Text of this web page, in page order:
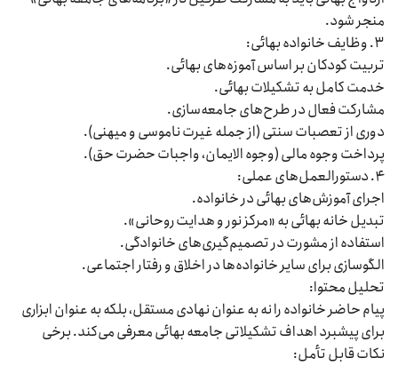
منجر شود.
۳. وظایف خانواده بهائی:
تربیت کودکان بر اساس آموزه‌های بهائی.
خدمت کامل به تشکیلات بهائی.
مشارکت فعال در طرح‌های جامعه‌سازی.
دوری از تعصبات سنتی (از جمله غیرت ناموسی و میهنی).
پرداخت وجوه مالی (وجوه الایمان، واجبات حضرت حق).
۴. دستورالعمل‌های عملی:
اجرای آموزش‌های بهائی در خانواده.
تبدیل خانه بهائی به «مرکز نور و هدایت روحانی».
استفاده از مشورت در تصمیم‌گیری‌های خانوادگی.
الگوسازی برای سایر خانواده‌ها در اخلاق و رفتار اجتماعی.
تحلیل محتوا:
پیام حاضر خانواده را نه به عنوان نهادی مستقل، بلکه به عنوان ابزاری
برای پیشبرد اهداف تشکیلاتی جامعه بهائی معرفی می‌کند. برخی
نکات قابل تأمل: